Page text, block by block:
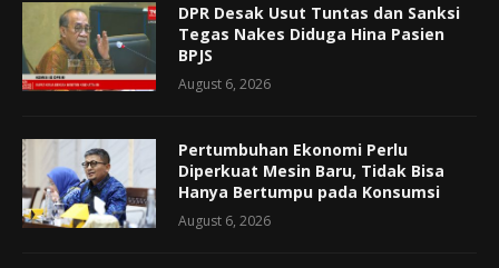
DPR Desak Usut Tuntas dan Sanksi
Tegas Nakes Diduga Hina Pasien
BPJS
August 6, 2026
Pertumbuhan Ekonomi Perlu
Diperkuat Mesin Baru, Tidak Bisa
Hanya Bertumpu pada Konsumsi
August 6, 2026